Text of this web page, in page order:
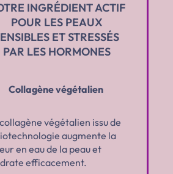
INGRÉDIENT ACTIF
POUR LES PEAUX
ET STRESSÉS
PAR LES HORMONES
Collagène végétalien
végétalien issu de
augmente la
en eau de la peau et
efficacement.